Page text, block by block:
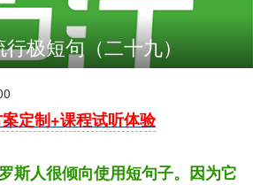
极短句（二十九）
案定制+课程试听体验
斯人很倾向使用短句子。因为它